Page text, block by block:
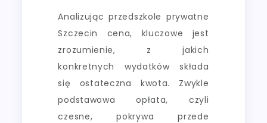
Analizując przedszkole prywatne
Szczecin cena, kluczowe jest
zrozumienie, z jakich
konkretnych wydatków składa
się ostateczna kwota. Zwykle
podstawowa opłata, czyli
czesne, pokrywa przede